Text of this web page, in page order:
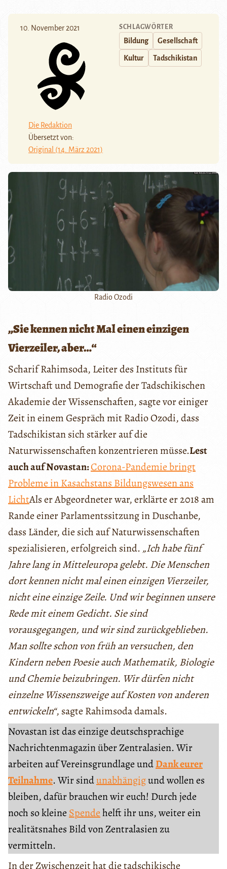
10. November 2021
Die Redaktion
Übersetzt von:
Original (14. März 2021)
SCHLAGWÖRTER
Bildung Gesellschaft
Kultur Tadschikistan
Radio Ozodi
„Sie kennen nicht Mal einen einzigen
Vierzeiler, aber…“
Scharif Rahimsoda, Leiter des Instituts für
Wirtschaft und Demografie der Tadschikischen
Akademie der Wissenschaften, sagtevor einiger
Zeitin einem Gespräch mit Radio Ozodi, dass
Tadschikistan sich stärker auf die
Naturwissenschaften konzentrieren müsse.Lest
auch auf Novastan:Corona-Pandemie bringt
Probleme in Kasachstans Bildungswesen ans
LichtAls er Abgeordneter war, erklärte er 2018 am
Rande einer Parlamentssitzung in Duschanbe,
dass Länder, die sich auf Naturwissenschaften
spezialisieren, erfolgreich sind. „Ich habe fünf
Jahre lang in Mitteleuropa gelebt. Die Menschen
dort kennen nichtmal einen einzigen Vierzeiler,
nicht eine einzige Zeile. Und wir beginnen unsere
Rede mit einem Gedicht. Sie sind
vorausgegangen, und wir sind zurückgeblieben.
Man sollteschon vonfrühan versuchen, den
Kindern neben Poesie auch Mathematik, Biologie
und Chemie beizubringen. Wir dürfen nicht
einzelne Wissenszweige auf Kosten von anderen
entwickeln“, sagte Rahimsoda damals.
Novastan ist das einzige deutschsprachige
Nachrichtenmagazin über Zentralasien. Wir
arbeiten auf Vereinsgrundlage undDank eurer
Teilnahme. Wir sindunabhängigund wollen es
bleiben, dafür brauchen wir euch! Durch jede
noch so kleine Spendehelft ihr uns, weiter ein
realitätsnahes Bild von Zentralasien zu
vermitteln.
In der Zwischenzeit hat die tadschikische